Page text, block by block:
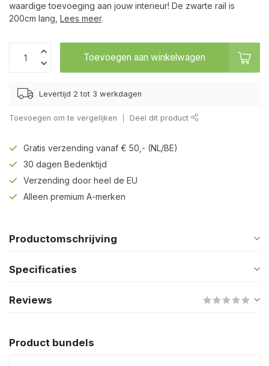
waardige toevoeging aan jouw interieur! De zwarte rail is
200cm lang, Lees meer.
Toevoegen aan winkelwagen
Levertijd 2 tot 3 werkdagen
Toevoegen om te vergelijken Deel dit product
Gratis verzending vanaf € 50,- (NL/BE)
30 dagen Bedenktijd
Verzending door heel de EU
Alleen premium A-merken
Productomschrijving
Specificaties
Reviews
Product bundels